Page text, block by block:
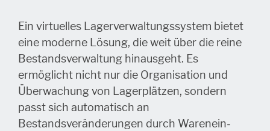
Ein virtuelles Lagerverwaltungssystem bietet
eine moderne Lösung, die weit über die reine
Bestandsverwaltung hinausgeht. Es
ermöglicht nicht nur die Organisation und
Überwachung von Lagerplätzen, sondern
passt sich automatisch an
Bestandsveränderungen durch Warenein-